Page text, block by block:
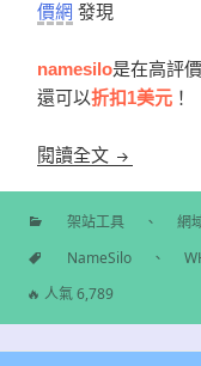
價網 發現
namesilo是在高評
還可以折扣1美元 ！
閱讀全文 【
分
架站工具 、 網
標
NameSilo 、
🔥 人氣 6,789